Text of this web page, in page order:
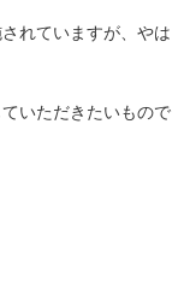
れていますが、やは
いただきたいもので